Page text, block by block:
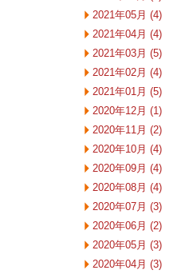
2021年05月 (4)
2021年04月 (4)
2021年03月 (5)
2021年02月 (4)
2021年01月 (5)
2020年12月 (1)
2020年11月 (2)
2020年10月 (4)
2020年09月 (4)
2020年08月 (4)
2020年07月 (3)
2020年06月 (2)
2020年05月 (3)
2020年04月 (3)